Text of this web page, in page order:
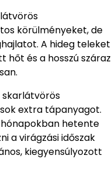
körülményeket, de
A hideg teleket
hőt és a hosszú száraz
extra tápanyagot.
hetente
a virágzási időszak
kiegyensúlyozott